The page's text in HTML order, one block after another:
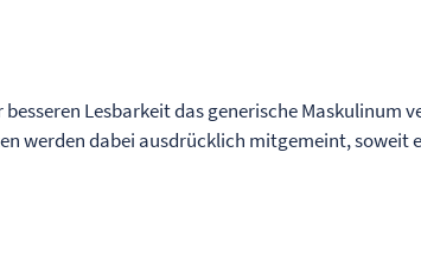
Lesbarkeit das generische Maskulinum
werden dabei ausdrücklich mitgemeint, soweit